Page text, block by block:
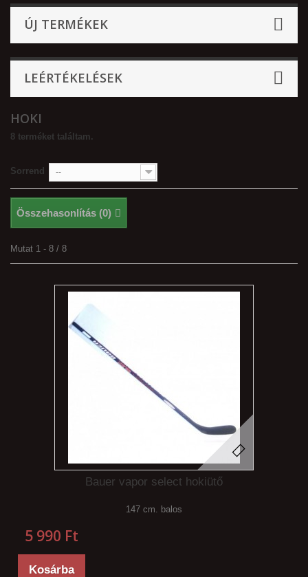
ÚJ TERMÉKEK
LEÉRTÉKELÉSEK
HOKI
8 terméket találtam.
Sorrend --
Összehasonlítás (0)
Mutat 1 - 8 / 8
Bauer vapor select hokiütő
147 cm. balos
5 990 Ft‎
Kosárba